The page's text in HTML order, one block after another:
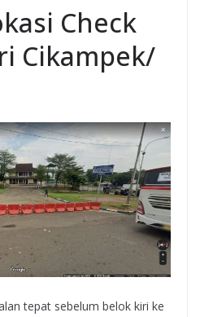
Check
Cikampek/
tepat sebelum belok kiri ke